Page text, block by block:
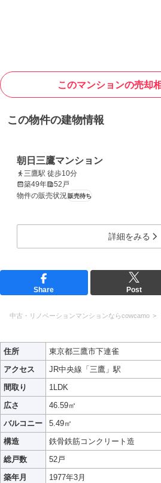
このマンションの売却
この物件の建物情報
朝日三鷹マンション
三鷹駅 徒歩10分
築49年
52戸
物件の販売状況販売待ち
詳細をみる
Share Post
中古・リノベーションマンションならcowcamo
住所
東京都三鷹市下連雀
アクセス
JR中央線「三鷹」駅
間取り
1LDK
広さ
46.59㎡
バルコニー
5.49㎡
構造
鉄骨鉄筋コンクリート造
総戸数
52戸
築年月
1977年3月